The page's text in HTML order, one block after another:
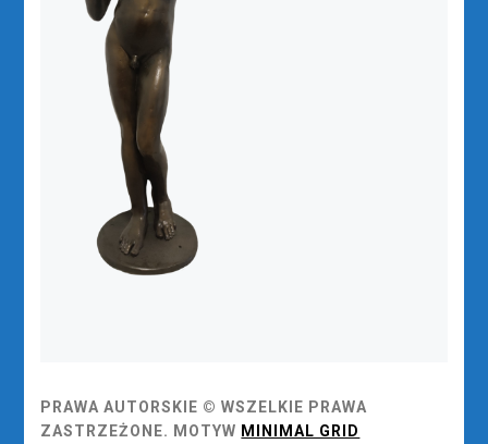
PRAWA AUTORSKIE © WSZELKIE PRAWA
ZASTRZEŻONE. MOTYW MINIMAL GRID